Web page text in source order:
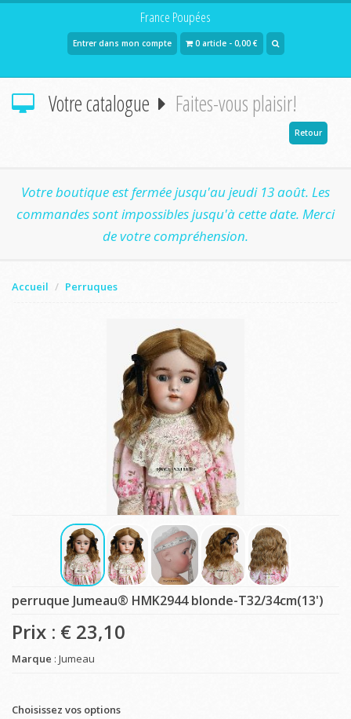
France Poupées
Entrer dans mon compte 0 article - 0,00 €
Votre catalogue Faites-vous plaisir!
Retour
Votre boutique est fermée jusqu'au jeudi 13 août. Les
commandes sont impossibles jusqu'à cette date. Merci
de votre compréhension.
Accueil Perruques
perruque Jumeau® HMK2944 blonde-T32/34cm(13')
Prix : € 23,10
Marque : Jumeau
Choisissez vos options